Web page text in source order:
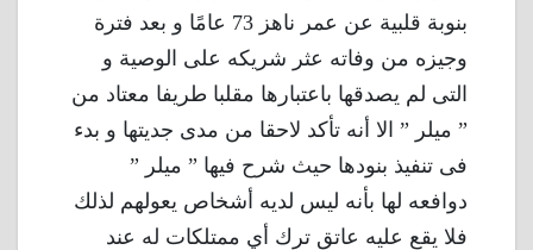
بنوبة قلبية عن عمر ناهز 73 عامًا و بعد فترة
وجيزه من وفاته عثر شريكه على الوصية و
التى لم يصدقها باعتبارها مقلبا طريفا معتاد من
” ميلر ” الا أنه تأكد لاحقا من مدى جديتها و بدء
فى تنفيذ بنودها حيث شرح فيها ” ميلر ”
دوافعه لها بأنه ليس لديه أشخاص يعولهم لذلك
فلا يقع عليه عاتق ترك أي ممتلكات له عند